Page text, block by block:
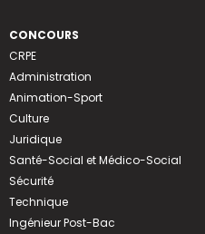
CONCOURS
CRPE
Administration
Animation-Sport
Culture
Juridique
Santé-Social et Médico-Social
Sécurité
Technique
Ingénieur Post-Bac